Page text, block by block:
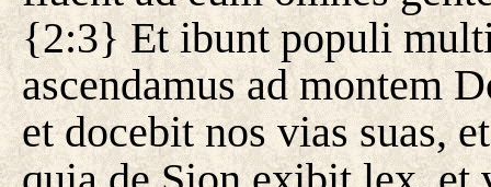
{2:3} Et ibunt populi
ascendamus ad montem
et docebit nos vias suas,